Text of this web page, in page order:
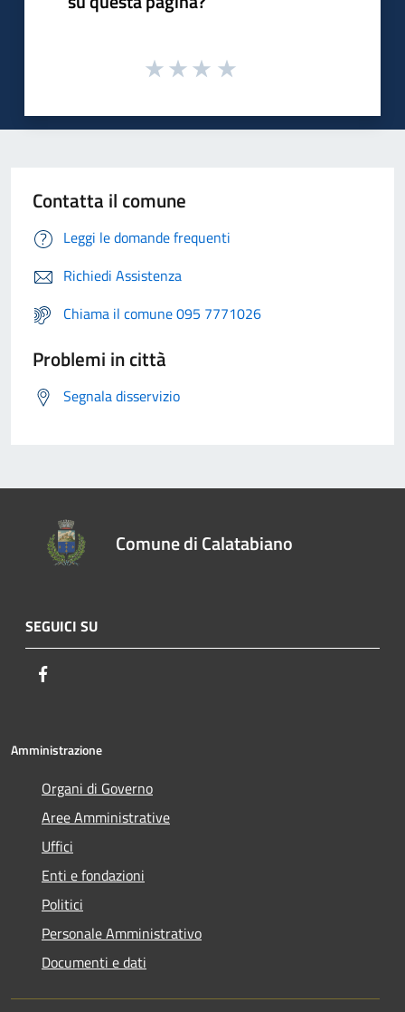
Contatta il comune
Leggi le domande frequenti
Richiedi Assistenza
Chiama il comune 095 7771026
Problemi in città
Segnala disservizio
Comune di Calatabiano
SEGUICI SU
Amministrazione
Organi di Governo
Aree Amministrative
Uffici
Enti e fondazioni
Politici
Personale Amministrativo
Documenti e dati